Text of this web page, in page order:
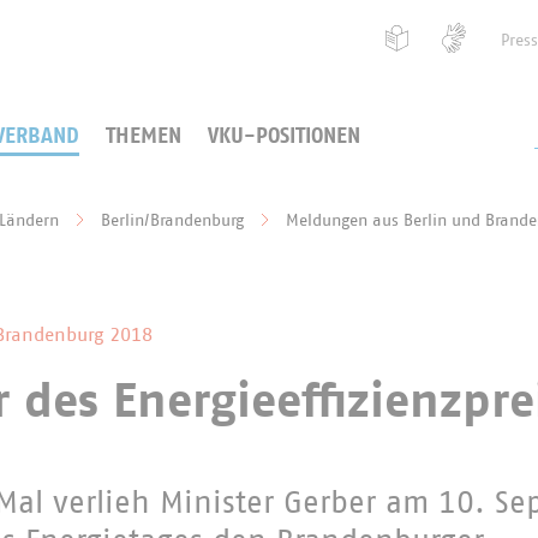
THEMEN VKU-POSITIONEN
Berlin/Brandenburg Meldungen aus Berlin und
2018
des
verlieh Minister Gerber am 10.